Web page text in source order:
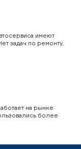
имеют
задач по ремонту,
на рынке
более